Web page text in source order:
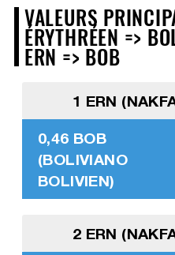
VALEURS
ÉRYTHRÉEN =>
ERN => BOB
1 ERN
0,46 BOB
(BOLIVIANO
BOLIVIEN)
2 ERN